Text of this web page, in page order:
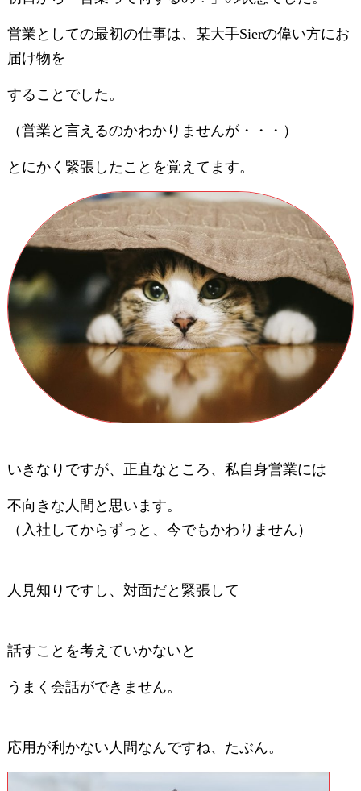
営業としての最初の仕事は、某大手Sierの偉い方にお
届け物を
することでした。
（営業と言えるのかわかりませんが・・・）
とにかく緊張したことを覚えてます。
いきなりですが、正直なところ、私自身営業には
不向きな人間と思います。
（入社してからずっと、今でもかわりません）
人見知りですし、対面だと緊張して
話すことを考えていかないと
うまく会話ができません。
応用が利かない人間なんですね、たぶん。